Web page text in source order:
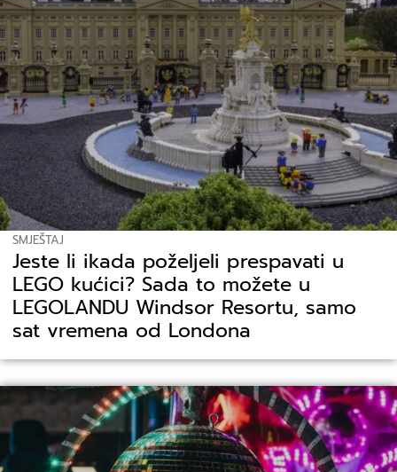
SMJEŠTAJ
Jeste li ikada poželjeli prespavati u
LEGO kućici? Sada to možete u
LEGOLANDU Windsor Resortu, samo
sat vremena od Londona